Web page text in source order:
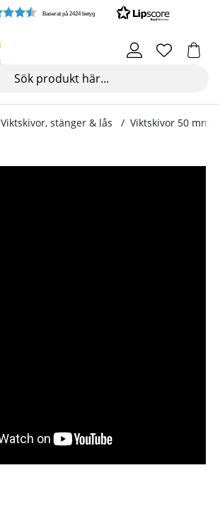
Baserat på 2424 betyg
Viktskivor, stänger & lås Viktskivor 50 mm